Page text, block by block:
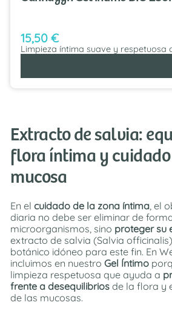
15,50 €
Limpieza íntima suave y respetuosa
Extracto de salvia:
flora íntima y
mucosa
En el cuidado de la zona íntima , el
diaria no debe ser eliminar de
microorganismos, sino proteger su
extracto de salvia (Salvia
botánico idóneo para este fin. En
incluimos en nuestro Gel Íntimo
limpieza respetuosa que ayuda a
frente a desequilibrios de la flora y
de las mucosas.